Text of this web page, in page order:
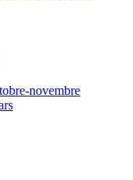
novembre